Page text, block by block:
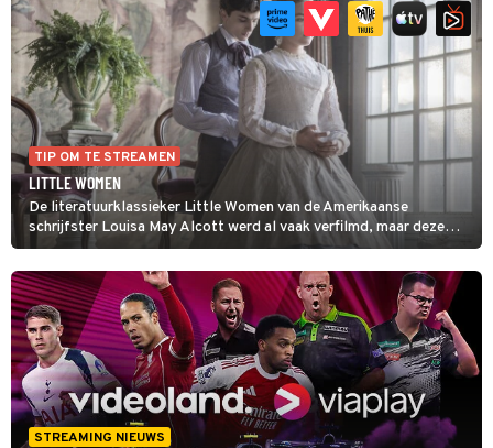
TIP OM TE STREAMEN
LITTLE WOMEN
De literatuurklassieker Little Women van de Amerikaanse
schrijfster Louisa May Alcott werd al vaak verfilmd, maar deze
versie van Greta Gerwig (Barbie) heeft een absolute droomcast.
De scenarist en regisseur laat ons in mooie scènes kennismaken
met de dochters van de familie March in het Massachusetts van de
19de eeuw. De film springt op en neer door de tijd en kent vrolijke
en tragische momenten, die allemaal even authentiek aanvoelen.
Een nostalgisch drama, dat nooit oubollig wordt.
STREAMING NIEUWS